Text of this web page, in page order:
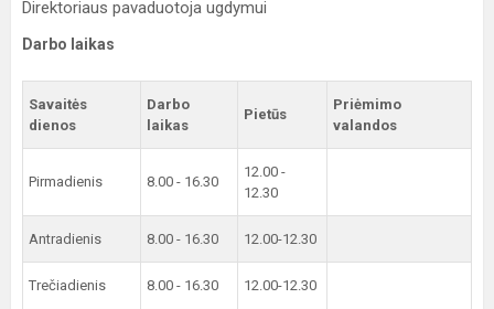
Direktoriaus pavaduotoja ugdymui
Darbo laikas
Savaitės
dienos
Darbo
laikas
Pietūs
Priėmimo
valandos
Pirmadienis 8.00 - 16.30
12.00 -
12.30
Antradienis 8.00 - 16.30 12.00-12.30
Trečiadienis 8.00 - 16.30 12.00-12.30